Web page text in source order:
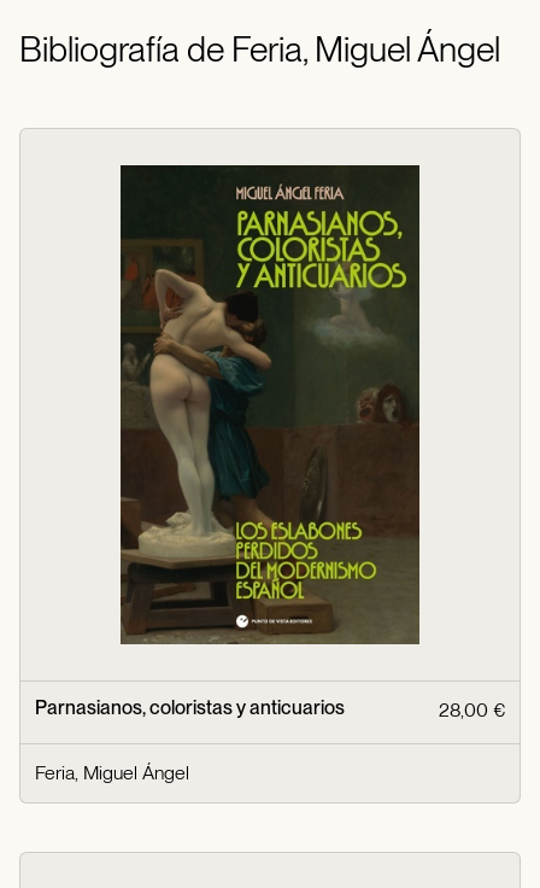
Bibliografía de Feria, Miguel Ángel
Parnasianos, coloristas y anticuarios 28,00 €
Feria, Miguel Ángel